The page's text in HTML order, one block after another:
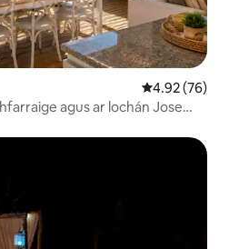
Meánrátáil
4.92 (76)
agus ar lochán Jose